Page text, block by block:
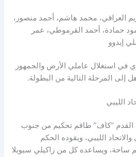
العراقي، محمد هاشم، أحمد منصور،
حمادة، أحمد القرموطي، عمر
إيدوو
في استغلال عاملي الأرض والجمهور
إلى المرحلة التالية من البطولة.
الليبي
القدم “كاف” طاقم تحكيم من جنوب
الليبي، ويقوده الحكم
ساحة، ويساعده كل من زاكيلي سيويلا